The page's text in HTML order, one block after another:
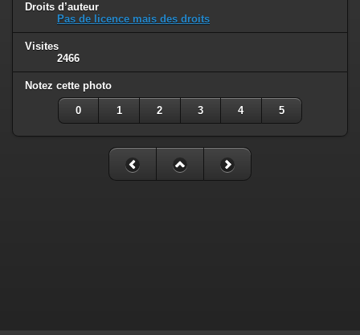
Droits d’auteur
Pas de licence mais des droits
Visites
2466
Notez cette photo
0 1 2 3 4 5